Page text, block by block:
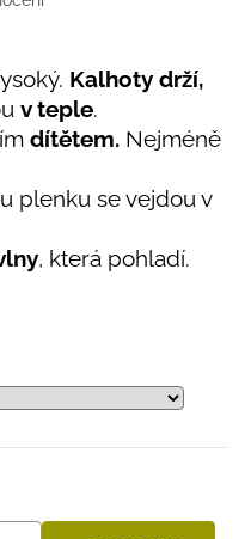
Kalhoty drží,
v teple.
dítětem. Nejméně
plenku se vejdou v
, která pohladí.